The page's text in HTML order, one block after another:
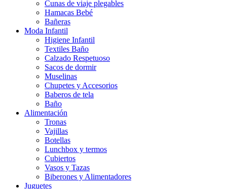
Cunas de viaje plegables
Hamacas Bebé
Bañeras
Moda Infantil
Higiene Infantil
Textiles Baño
Calzado Respetuoso
Sacos de dormir
Muselinas
Chupetes y Accesorios
Baberos de tela
Baño
Alimentación
Tronas
Vajillas
Botellas
Lunchbox y termos
Cubiertos
Vasos y Tazas
Biberones y Alimentadores
Juguetes